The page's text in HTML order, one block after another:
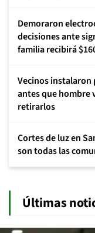
Demoraron
decisiones ante
familia recibirá
Vecinos instalaron
antes que hombre
retirarlos
Cortes de luz en
son todas las
Últimas